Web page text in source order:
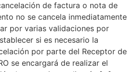
de factura o nota de
no se cancela inmediatamente
por varias validaciones por
si es necesario la
por parte del Receptor de
se encargará de realizar el